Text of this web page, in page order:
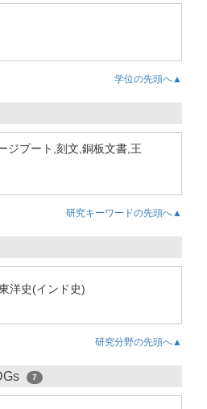
学位の先頭へ▲
ジプート,刻文,銅板文書,王
研究キーワードの先頭へ▲
洋史(インド史)
研究分野の先頭へ▲
7